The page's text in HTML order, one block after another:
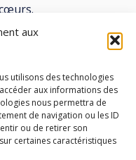
aux
utilisons des technologies
aux informations des
nous permettra de
de navigation ou les ID
ou de retirer son
certaines caractéristiques
auprès des